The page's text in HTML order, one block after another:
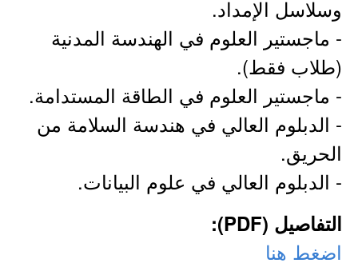
وسلاسل الإمداد.
- ماجستير العلوم في الهندسة المدنية
(طلاب فقط).
- ماجستير العلوم في الطاقة المستدامة.
- الدبلوم العالي في هندسة السلامة من
الحريق.
- الدبلوم العالي في علوم البيانات.
التفاصيل (PDF):
اضغط هنا